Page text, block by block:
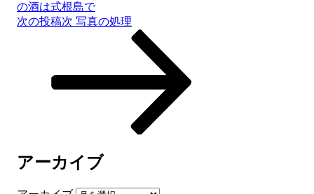
の酒は式根島で
次の投稿次 写真の処理
アーカイブ